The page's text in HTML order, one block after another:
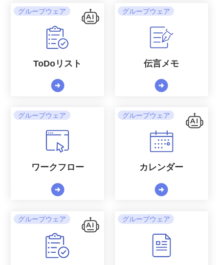
グループウェア
ToDoリスト
arrow_circle_right
グループウェア
伝言メモ
arrow_circle_right
グループウェア
ワークフロー
arrow_circle_right
グループウェア
カレンダー
arrow_circle_right
グループウェア グループウェア